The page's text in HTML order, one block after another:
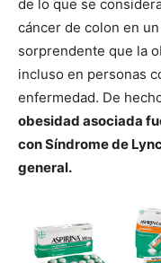
de lo que se
cáncer de colon en
sorprendente que la
incluso en personas
enfermedad. De
obesidad asociada
con Síndrome de
general.